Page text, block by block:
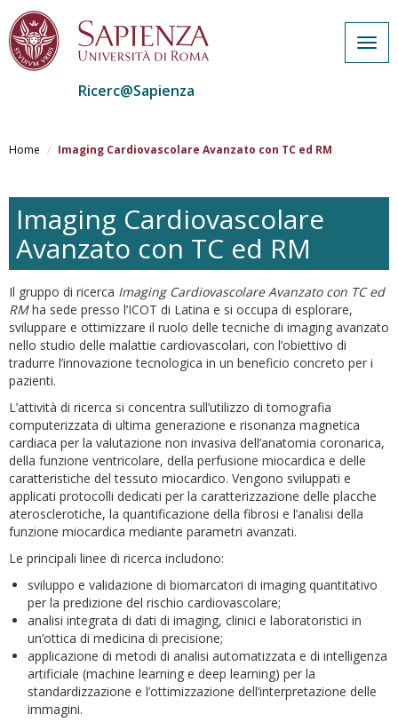
al
Ricerc@Sapienza
Home Imaging Cardiovascolare Avanzato con TC ed RM
Imaging Cardiovascolare
Avanzato con TC ed RM
Il gruppo di ricerca Imaging Cardiovascolare Avanzato con TC ed
RMha sede presso l’ICOT di Latina e si occupa di esplorare,
sviluppare e ottimizzare il ruolo delle tecniche di imaging avanzato
nello studio delle malattie cardiovascolari, con l’obiettivo di
tradurre l’innovazione tecnologica in un beneficio concreto per i
pazienti.
L’attività di ricerca si concentra sull’utilizzo di tomografia
computerizzata di ultima generazione e risonanza magnetica
cardiaca per la valutazione non invasiva dell’anatomia coronarica,
della funzione ventricolare, della perfusione miocardica e delle
caratteristiche del tessuto miocardico. Vengono sviluppati e
applicati protocolli dedicati per la caratterizzazione delle placche
aterosclerotiche, la quantificazione della fibrosi e l’analisi della
funzione miocardica mediante parametri avanzati.
Le principali linee di ricerca includono:
sviluppo e validazione di biomarcatori di imaging quantitativo
per la predizione del rischio cardiovascolare;
analisi integrata di dati di imaging, clinici e laboratoristici in
un’ottica di medicina di precisione;
applicazione di metodi di analisi automatizzata e di intelligenza
artificiale (machine learning e deep learning) per la
standardizzazione e l’ottimizzazione dell’interpretazione delle
immagini.